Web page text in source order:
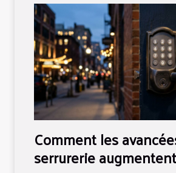
Comment les
serrurerie